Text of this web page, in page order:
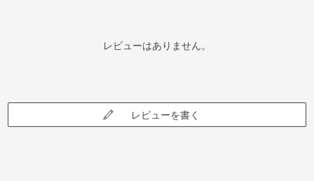
レビューはありません。
レビューを書く